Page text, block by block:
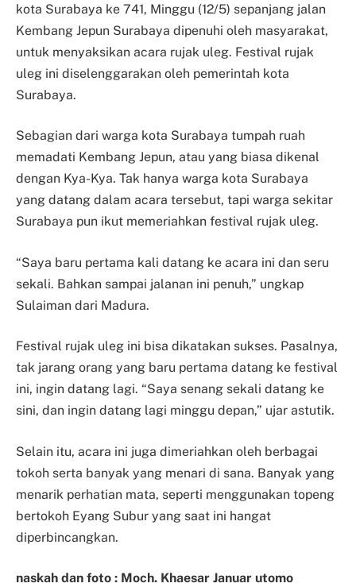
kota Surabaya ke 741, Minggu (12/5) sepanjang jalan
Kembang Jepun Surabaya dipenuhi oleh masyarakat,
untuk menyaksikan acara rujak uleg. Festival rujak
uleg ini diselenggarakan oleh pemerintah kota
Surabaya.
Sebagian dari warga kota Surabaya tumpah ruah
memadati Kembang Jepun, atau yang biasa dikenal
dengan Kya-Kya. Tak hanya warga kota Surabaya
yang datang dalam acara tersebut, tapi warga sekitar
Surabaya pun ikut memeriahkan festival rujak uleg.
“Saya baru pertama kali datang ke acara ini dan seru
sekali. Bahkan sampai jalanan ini penuh,” ungkap
Sulaiman dari Madura.
Festival rujak uleg ini bisa dikatakan sukses. Pasalnya,
tak jarang orang yang baru pertama datang ke festival
ini, ingin datang lagi. “Saya senang sekali datang ke
sini, dan ingin datang lagi minggu depan,” ujar astutik.
Selain itu, acara ini juga dimeriahkan oleh berbagai
tokoh serta banyak yang menari di sana. Banyak yang
menarik perhatian mata, seperti menggunakan topeng
bertokoh Eyang Subur yang saat ini hangat
diperbincangkan.
naskah dan foto : Moch. Khaesar Januar utomo